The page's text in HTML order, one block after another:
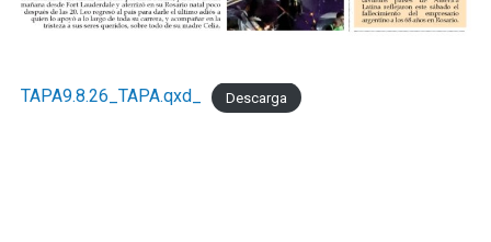
."Necesitamos la recomposición el poder adquisitivo y el
TAPA9.8.26_TAPA.qxd_ Descarga